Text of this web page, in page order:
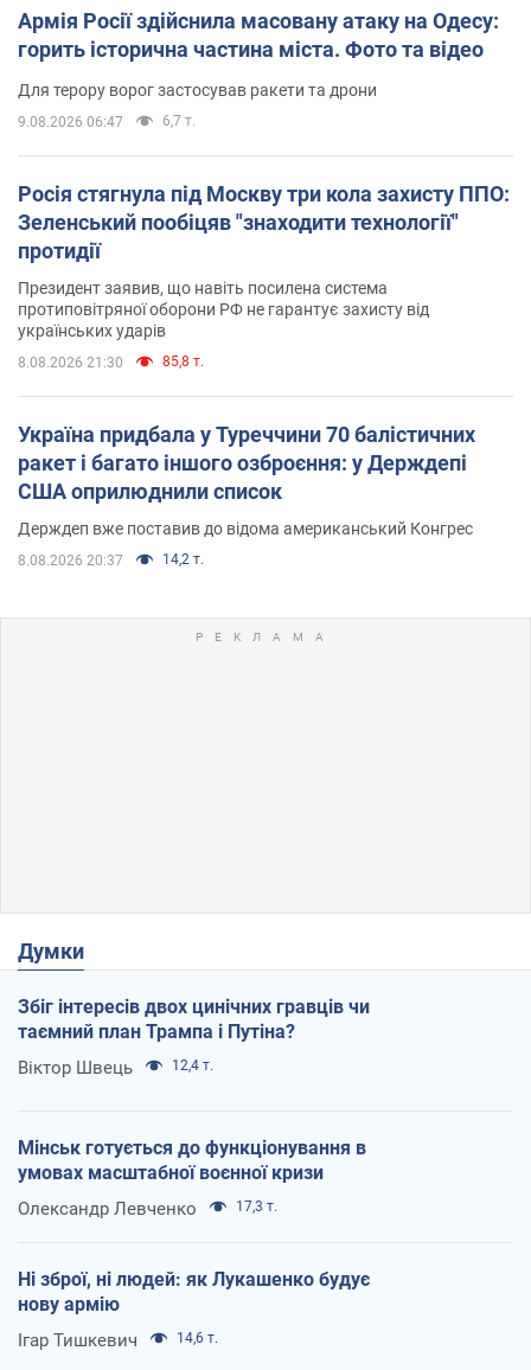
Армія Росії здійснила масовану атаку на Одесу:
горить історична частина міста. Фото та відео
Для терору ворог застосував ракети та дрони
9.08.2026 06:47 6,7 т.
Росія стягнула під Москву три кола захисту ППО:
Зеленський пообіцяв "знаходити технології"
протидії
Президент заявив, що навіть посилена система
протиповітряної оборони РФ не гарантує захисту від
українських ударів
8.08.2026 21:30 85,8 т.
Україна придбала у Туреччини 70 балістичних
ракет і багато іншого озброєння: у Держдепі
США оприлюднили список
Держдеп вже поставив до відома американський Конгрес
8.08.2026 20:37 14,2 т.
Думки
Збіг інтересів двох цинічних гравців чи
таємний план Трампа і Путіна?
Віктор Швець 12,4 т.
Мінськ готується до функціонування в
умовах масштабної воєнної кризи
Олександр Левченко 17,3 т.
Ні зброї, ні людей: як Лукашенко будує
нову армію
Ігар Тишкевич 14,6 т.